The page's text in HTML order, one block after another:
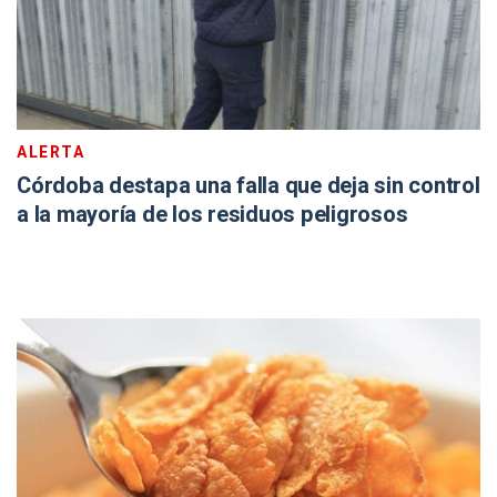
ALERTA
Córdoba destapa una falla que deja sin control
a la mayoría de los residuos peligrosos